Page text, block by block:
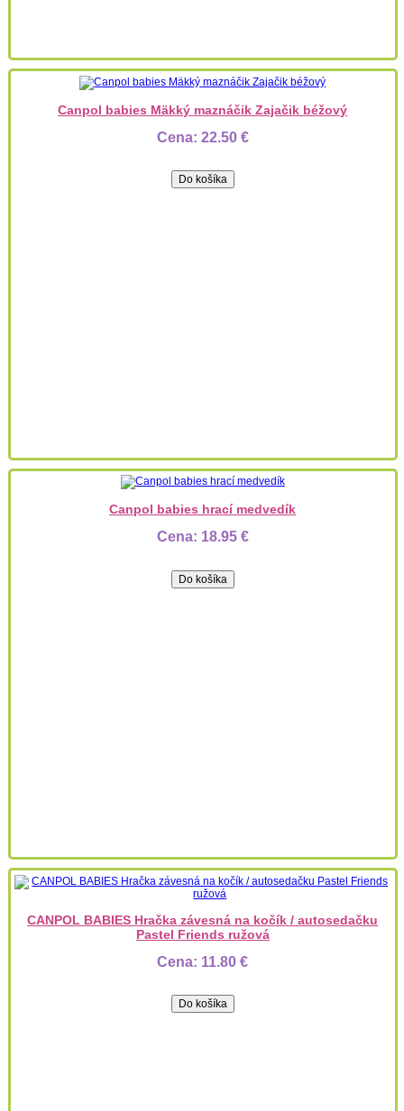
Canpol babies Mäkký maznáčik Zajačik béžový
Cena: 22.50 €
Canpol babies hrací medvedík
Cena: 18.95 €
CANPOL BABIES Hračka závesná na kočík / autosedačku
Pastel Friends ružová
Cena: 11.80 €